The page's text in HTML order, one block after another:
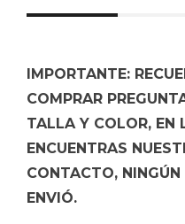
IMPORTANTE:
COMPRAR
TALLA Y COLOR, EN
ENCUENTRAS
CONTACTO,
ENVIÓ.